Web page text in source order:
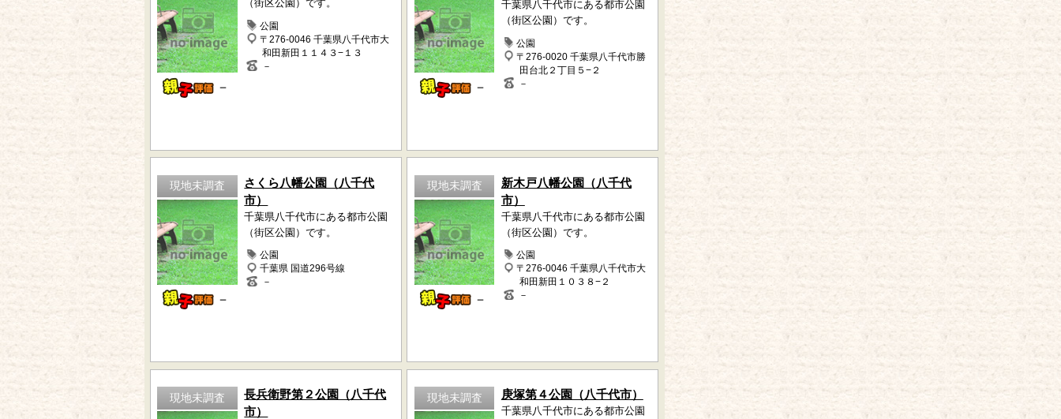
－
（街区公園）です。
公園
〒276-0046 千葉県八千代市大
和田新田１１４３−１３
－
－
千葉県八千代市にある都市公園
（街区公園）です。
公園
〒276-0020 千葉県八千代市勝
田台北２丁目５−２
－
現地未調査
－
さくら八幡公園（八千代
市）
千葉県八千代市にある都市公園
（街区公園）です。
公園
千葉県 国道296号線
－
現地未調査
－
新木戸八幡公園（八千代
市）
千葉県八千代市にある都市公園
（街区公園）です。
公園
〒276-0046 千葉県八千代市大
和田新田１０３８−２
－
現地未調査
長兵衛野第２公園（八千代
市）
現地未調査 庚塚第４公園（八千代市）
千葉県八千代市にある都市公園